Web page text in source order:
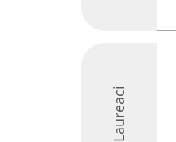
Laureaci